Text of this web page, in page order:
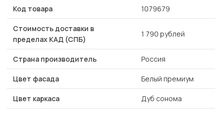
Код товара 1079679
Стоимость доставки в
пределах КАД (СПБ)
1 790 рублей
Страна производитель Россия
Цвет фасада Белый премиум
Цвет каркаса Дуб сонома